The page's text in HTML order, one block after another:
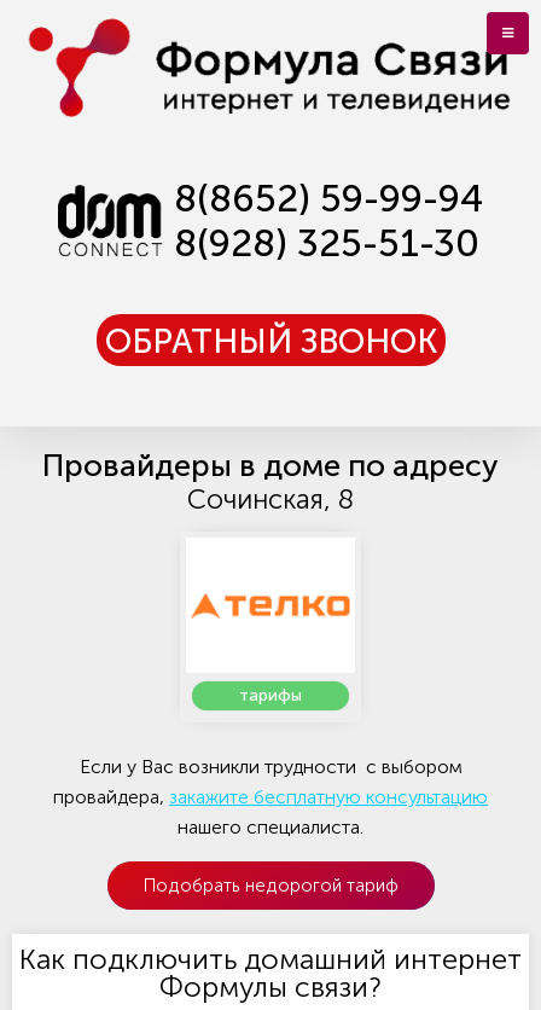
8(8652) 59-99-94
8(928) 325-51-30
ОБРАТНЫЙ ЗВОНОК
Провайдеры в доме по адресу
Сочинская, 8
тарифы
Если у Вас возникли трудности с выбором
провайдера, закажите бесплатную консультацию
нашего специалиста.
Подобрать недорогой тариф
Как подключить домашний интернет
Формулы связи?